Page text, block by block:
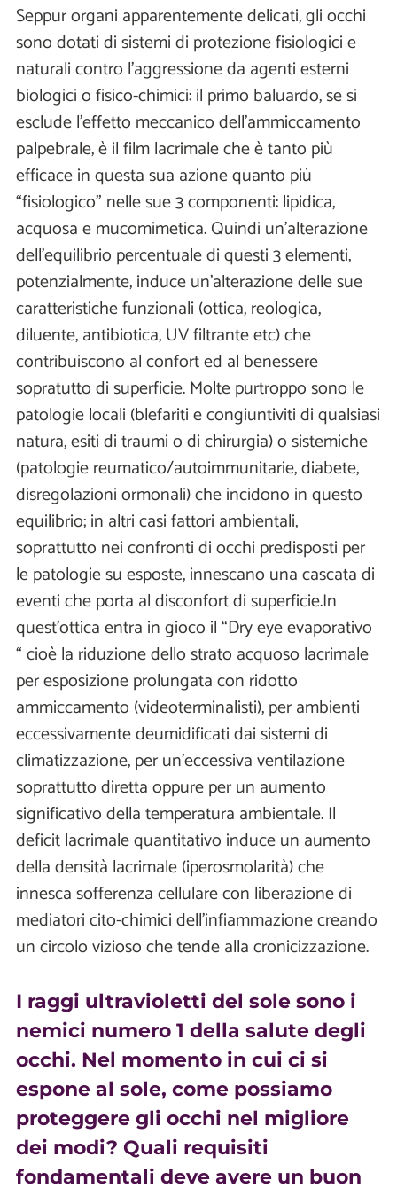
Seppur organi apparentemente delicati, gli occhi
sono dotati di sistemi di protezione fisiologici e
naturali contro l'aggressione da agenti esterni
biologici o fisico-chimici: il primo baluardo, se si
esclude l'effetto meccanico dell'ammiccamento
palpebrale, è il film lacrimale che è tanto più
efficace in questa sua azione quanto più
“fisiologico" nelle sue 3 componenti: lipidica,
acquosa e mucomimetica. Quindi un'alterazione
dell'equilibrio percentuale di questi 3 elementi,
potenzialmente, induce un'alterazione delle sue
caratteristiche funzionali (ottica, reologica,
diluente, antibiotica, UV filtrante etc) che
contribuiscono al confort ed al benessere
sopratutto di superficie. Molte purtroppo sono le
patologie locali (blefariti e congiuntiviti di qualsiasi
natura, esiti di traumi o di chirurgia) o sistemiche
(patologie reumatico/autoimmunitarie, diabete,
disregolazioni ormonali) che incidono in questo
equilibrio; in altri casi fattori ambientali,
soprattutto nei confronti di occhi predisposti per
le patologie su esposte, innescano una cascata di
eventi che porta al disconfort di superficie.In
quest'ottica entra in gioco il “Dry eye evaporativo
“ cioè la riduzione dello strato acquoso lacrimale
per esposizione prolungata con ridotto
ammiccamento (videoterminalisti), per ambienti
eccessivamente deumidificati dai sistemi di
climatizzazione, per un'eccessiva ventilazione
soprattutto diretta oppure per un aumento
significativo della temperatura ambientale. Il
deficit lacrimale quantitativo induce un aumento
della densità lacrimale (iperosmolarità) che
innesca sofferenza cellulare con liberazione di
mediatori cito-chimici dell'infiammazione creando
un circolo vizioso che tende alla cronicizzazione.
I raggi ultravioletti del sole sono i
nemici numero 1 della salute degli
occhi. Nel momento in cui ci si
espone al sole, come possiamo
proteggere gli occhi nel migliore
dei modi? Quali requisiti
fondamentali deve avere un buon